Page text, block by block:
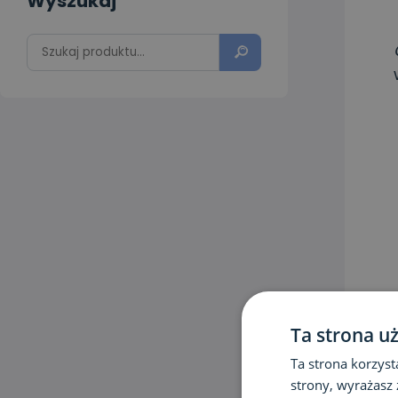
Ta strona
Ta strona
strony, wyrażasz